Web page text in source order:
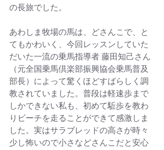
の長旅でした。
あわしま牧場の馬は、どさんこで、と
てもかわいく、今回レッスンしていた
だいた一流の乗馬指導者 藤田知己さん
（元全国乗馬倶楽部振興協会乗馬普及
部長）によって驚くほどすばらしく調
教されていました。普段は軽速歩まで
しかできない私も、初めて駈歩を教わ
りビーチを走ることができて感激しま
した。実はサラブレッドの高さが時々
少し怖いので小さなどさんこだと安心